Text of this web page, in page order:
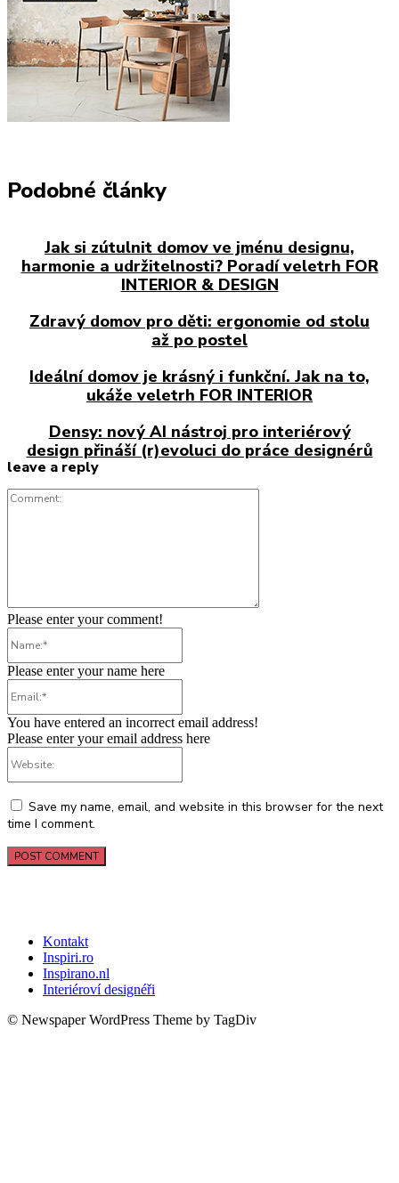
Podobné články
Jak si zútulnit domov ve jménu designu,
harmonie a udržitelnosti? Poradí veletrh FOR
INTERIOR & DESIGN
Zdravý domov pro děti: ergonomie od stolu
až po postel
Ideální domov je krásný i funkční. Jak na to,
ukáže veletrh FOR INTERIOR
Densy: nový AI nástroj pro interiérový
design přináší (r)evoluci do práce designérů
leave a reply
Please enter your comment!
Please enter your name here
You have entered an incorrect email address!
Please enter your email address here
Save my name, email, and website in this browser for the next
time I comment.
Kontakt
Inspiri.ro
Inspirano.nl
Interiéroví designéři
© Newspaper WordPress Theme by TagDiv